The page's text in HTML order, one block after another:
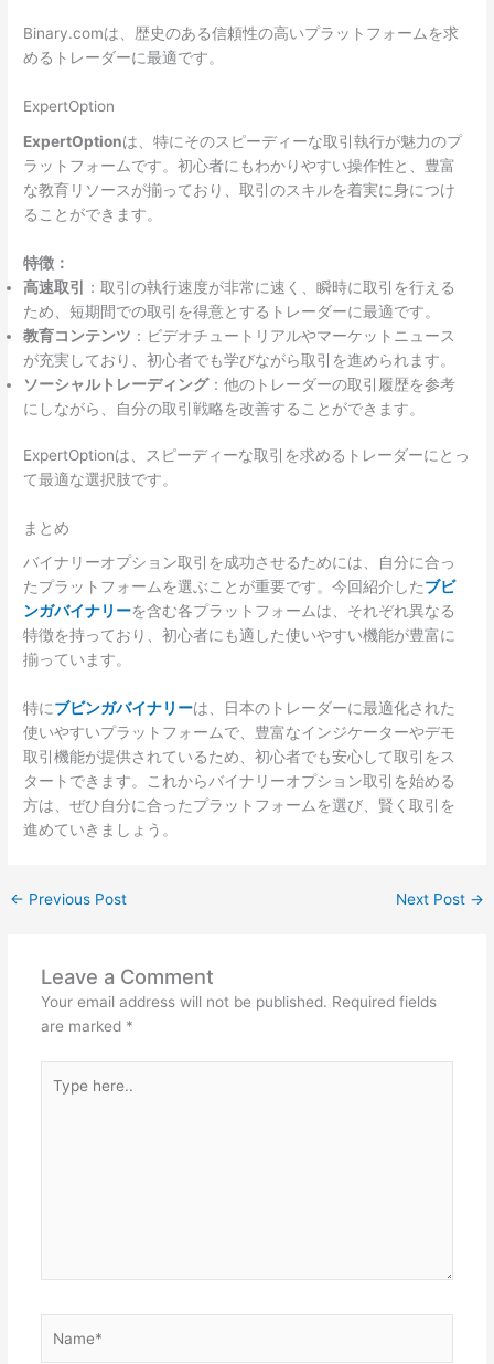
Binary.comは、歴史のある信頼性の高いプラットフォームを求
めるトレーダーに最適です。
ExpertOption
ExpertOptionは、特にそのスピーディーな取引執行が魅力のプ
ラットフォームです。初心者にもわかりやすい操作性と、豊富
な教育リソースが揃っており、取引のスキルを着実に身につけ
ることができます。
特徴：
高速取引 ：取引の執行速度が非常に速く、瞬時に取引を行える
ため、短期間での取引を得意とするトレーダーに最適です。
教育コンテンツ ：ビデオチュートリアルやマーケットニュース
が充実しており、初心者でも学びながら取引を進められます。
ソーシャルトレーディング：他のトレーダーの取引履歴を参考
にしながら、自分の取引戦略を改善することができます。
ExpertOptionは、スピーディーな取引を求めるトレーダーにとっ
て最適な選択肢です。
まとめ
バイナリーオプション取引を成功させるためには、自分に合っ
たプラットフォームを選ぶことが重要です。今回紹介したブビ
ンガバイナリーを含む各プラットフォームは、それぞれ異なる
特徴を持っており、初心者にも適した使いやすい機能が豊富に
揃っています。
特にブビンガバイナリーは、日本のトレーダーに最適化された
使いやすいプラットフォームで、豊富なインジケーターやデモ
取引機能が提供されているため、初心者でも安心して取引をス
タートできます。これからバイナリーオプション取引を始める
方は、ぜひ自分に合ったプラットフォームを選び、賢く取引を
進めていきましょう。
← Previous Post Next Post →
Leave a Comment
Your email address will not be published. Required fields
are marked *
here..